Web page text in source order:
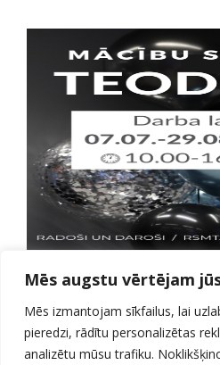
Mēs augstu vērtējam
Mēs izmantojam sīkfailus, lai
pieredzi, rādītu personalizētas
analizētu mūsu trafiku.
Aicinām apmeklēt mācību
vasarā!
Izmantojiet iespēju
pakalpojumus par
mēnešos darba dienās.
Adrese: G. Zemgala